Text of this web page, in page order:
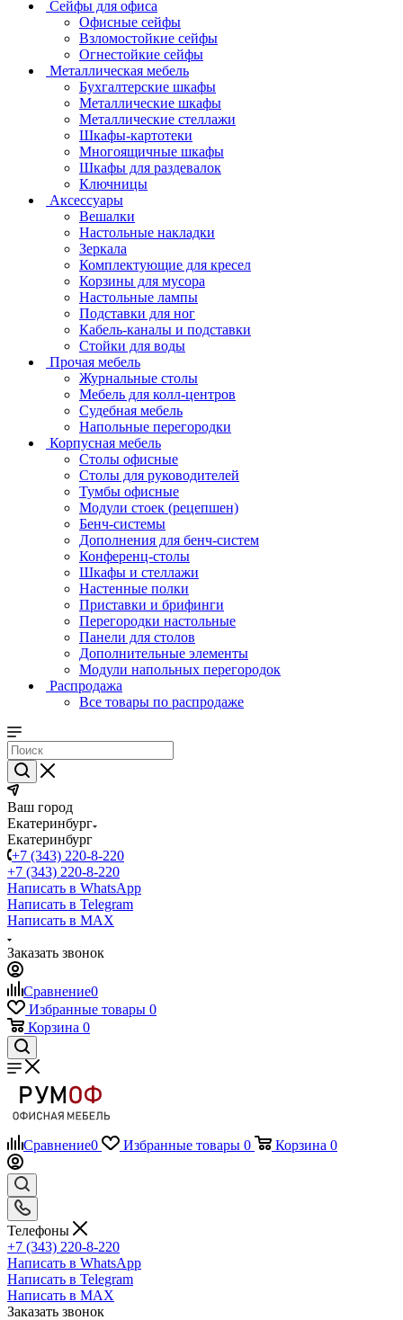
Сейфы для офиса
Офисные сейфы
Взломостойкие сейфы
Огнестойкие сейфы
Металлическая мебель
Бухгалтерские шкафы
Металлические шкафы
Металлические стеллажи
Шкафы-картотеки
Многоящичные шкафы
Шкафы для раздевалок
Ключницы
Аксессуары
Вешалки
Настольные накладки
Зеркала
Комплектующие для кресел
Корзины для мусора
Настольные лампы
Подставки для ног
Кабель-каналы и подставки
Стойки для воды
Прочая мебель
Журнальные столы
Мебель для колл-центров
Судебная мебель
Напольные перегородки
Корпусная мебель
Столы офисные
Столы для руководителей
Тумбы офисные
Модули стоек (рецепшен)
Бенч-системы
Дополнения для бенч-систем
Конференц-столы
Шкафы и стеллажи
Настенные полки
Приставки и брифинги
Перегородки настольные
Панели для столов
Дополнительные элементы
Модули напольных перегородок
Распродажа
Все товары по распродаже
Ваш город
Екатеринбург
Екатеринбург
+7 (343) 220-8-220
+7 (343) 220-8-220
Написать в WhatsApp
Написать в Telegram
Написать в MAX
Заказать звонок
Сравнение0
Избранные товары 0
Корзина 0
Сравнение0 Избранные товары 0 Корзина 0
Телефоны
+7 (343) 220-8-220
Написать в WhatsApp
Написать в Telegram
Написать в MAX
Заказать звонок